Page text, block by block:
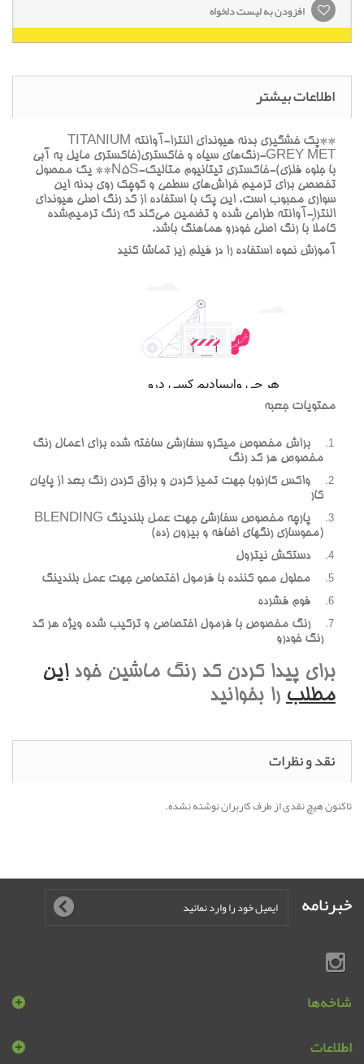
افزودن به لیست دلخواه
اطلاعات بیشتر
**پک خشگيري بدنه هيونداي النترا-آوانته TITANIUM
GREY MET-رنگ‌هاي سياه و خاکستري(خاکستري مايل به آبي
با جلوه فلزي)-خاکستري تيتانيوم متاليک-N5S** يک محصول
تخصصي براي ترميم خراش‌هاي سطحي و کوچک روي بدنه اين
سواري محبوب است. اين پک با استفاده از کد رنگ اصلي هيونداي
النترا-آوانته طراحي شده و تضمين مي‌کند که رنگ ترميم‌شده
کاملاً با رنگ اصلي خودرو هماهنگ باشد.
آموزش نحوه استفاده را در فيلم زير تماشا کنيد
محتويات جعبه
براش مخصوص ميکرو سفارشي ساخته شده براي اعمال رنگ
مخصوص هر کد رنگ
واکس کارنوبا جهت تميز کردن و براق کردن رنگ بعد از پايان
کار
پارچه مخصوص سفارشي جهت عمل بلندينگ BLENDING
(محوسازي رنگهاي اضافه و بيرون زده)
دستکش نيترول
محلول محو کننده با فرمول اختصاصي جهت عمل بلندينگ
فوم فشرده
رنگ مخصوص با فرمول اختصاصي و ترکيب شده ويژه هر کد
رنگ خودرو
براي پيدا کردن کد رنگ ماشين خوداين
مطلب را بخوانيد
نقد و نظرات
تاکنون هیچ نقدی از طرف کاربران نوشته نشده.
خبرنامه
شاخه‌ها
اطلاعات